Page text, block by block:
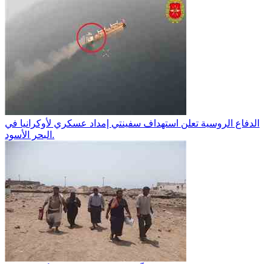
الدفاع الروسية تعلن استهداف سفينتي إمداد عسكري لأوكرانيا في
البحر الأسود.